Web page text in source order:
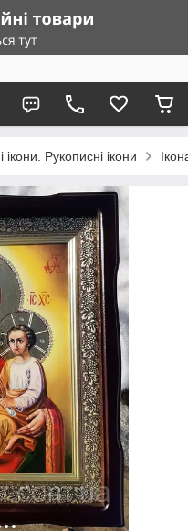
ікони. Рукописні ікони